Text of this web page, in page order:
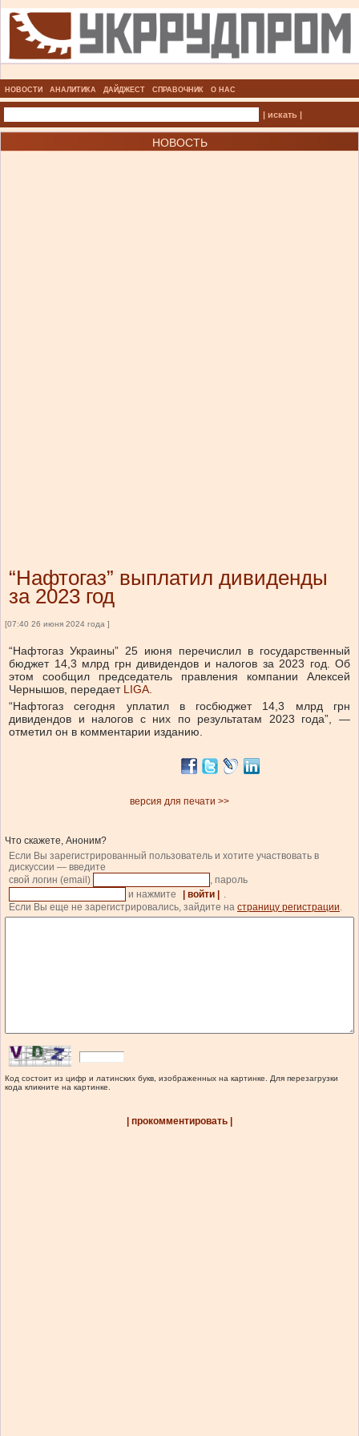
НОВОСТИ АНАЛИТИКА ДАЙДЖЕСТ СПРАВОЧНИК О НАС
| искать |
НОВОСТЬ
“Нафтогаз” выплатил дивиденды
за 2023 год
[07:40 26 июня 2024 года ]
“Нафтогаз Украины” 25 июня перечислил в государственный
бюджет 14,3 млрд грн дивидендов и налогов за 2023 год. Об
этом сообщил председатель правления компании Алексей
Чернышов, передает LIGA.
“Нафтогаз сегодня уплатил в госбюджет 14,3 млрд грн
дивидендов и налогов с них по результатам 2023 года”, —
отметил он в комментарии изданию.
версия для печати >>
Что скажете, Аноним?
Если Вы зарегистрированный пользователь и хотите участвовать в
дискуссии — введите
свой логин (email)
, пароль
и нажмите
| войти |
.
Если Вы еще не зарегистрировались, зайдите на страницу регистрации.
Код состоит из цифр и латинских букв, изображенных на картинке. Для перезагрузки
кода кликните на картинке.
| прокомментировать |